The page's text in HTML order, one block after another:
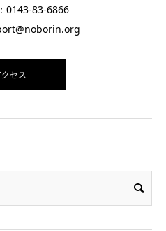
0143-83-6866
セス